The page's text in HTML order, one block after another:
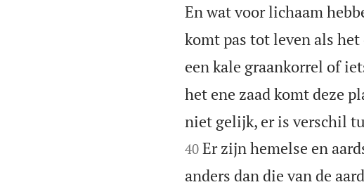
En wat voor lichaam
komt pas tot leven als het
een kale graankorrel of
het ene zaad komt deze
niet gelijk, er is verschil
40 Er zijn hemelse en
anders dan die van de